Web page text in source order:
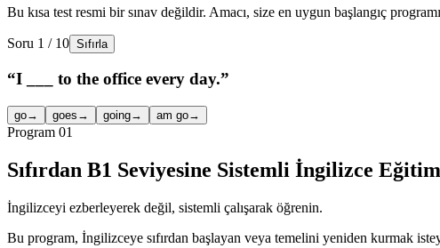
Bu kısa test resmi bir sınav değildir. Amacı, size en uygun başlangıç
Soru 1 / 10 Sıfırla
“I ___ to the office every day.”
go→ goes → going→ am go→
Program 01
Sıfırdan B1 Seviyesine Sistemli İngilizce
İngilizceyi ezberleyerek değil, sistemli çalışarak öğrenin.
Bu program, İngilizceye sıfırdan başlayan veya temelini yeniden kurmak